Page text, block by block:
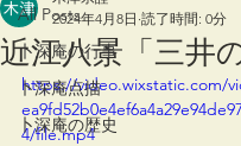
All Posts
卜深庵の行事
卜深庵点描
卜深庵の歴史
近江八景「三井
2024年4月8日 読了時間: 0分
https://video.wixstatic.com/
4/file.mp4